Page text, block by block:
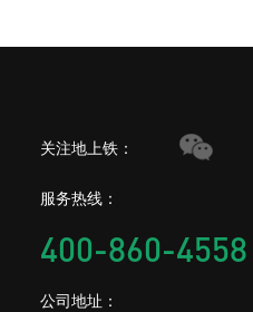
关注地上铁：
服务热线：
400-860-4558
公司地址：